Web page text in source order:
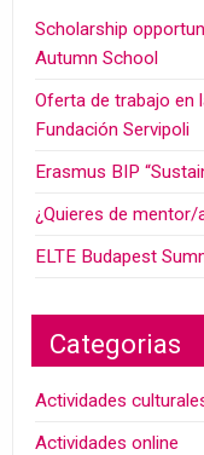
Scholarship
Autumn School
Oferta de trabajo en
Fundación Servipoli
Erasmus BIP
¿Quieres de
ELTE Budapest
Categorias
Actividades
Actividades online